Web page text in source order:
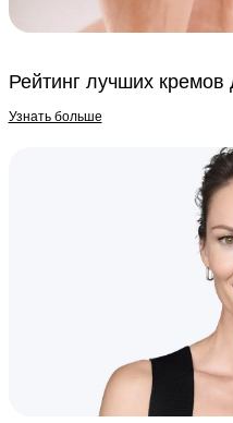
Рейтинг лучших
Узнать больше